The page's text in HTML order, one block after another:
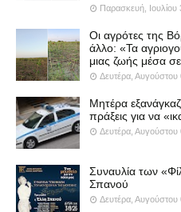
Παρασκευή, Ιουλίου
Οι αγρότες της
άλλο: «Τα
μιας ζωής μέσα
Δευτέρα, Αυγούστου
Μητέρα
πράξεις για να
Δευτέρα, Αυγούστου
Συναυλία των
Σπανού
Δευτέρα, Αυγούστου